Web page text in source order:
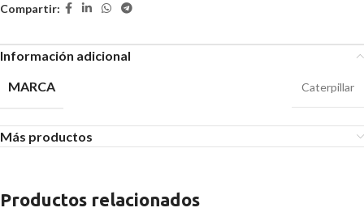
Compartir:
Información adicional
MARCA
Caterpillar
Más productos
Productos relacionados